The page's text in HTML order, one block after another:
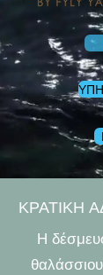
ΚΡΑΤΙΚΗ
Η